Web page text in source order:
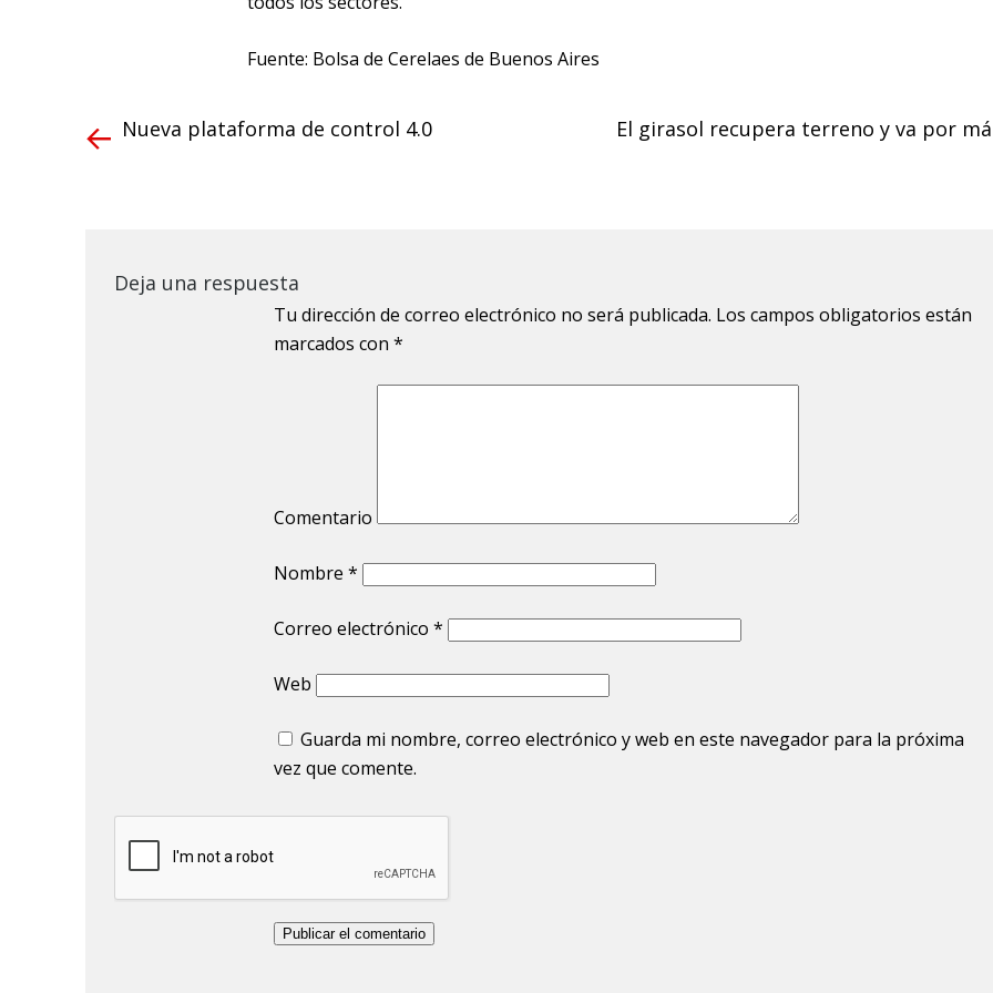
Fuente: Bolsa de Cerelaes de Buenos Aires
Nueva plataforma de control 4.0 El girasol recupera terreno y va por
Deja una respuesta
Tu dirección de correo electrónico no será publicada. Los campos obligatorios están
marcados con *
Comentario
Nombre *
Correo electrónico *
Web
Guarda mi nombre, correo electrónico y web en este navegador para la próxima
vez que comente.